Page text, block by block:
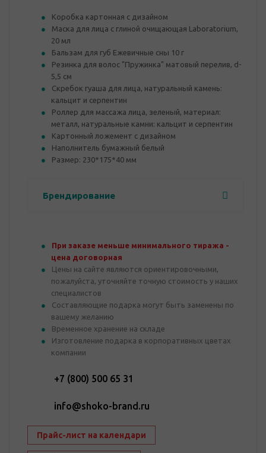
Коробка картонная с дизайном
Маска для лица с глиной очищающая Laboratorium,
20 мл
Бальзам для губ Ежевичные сны 10 г
Резинка для волос "Пружинка" матовый перелив, d-
5,5 см
Скребок гуаша для лица, натуральный камень:
кальцит и серпентин
Роллер для массажа лица, зеленый, материал:
металл, натуральные камни: кальцит и серпентин
Картонный ложемент с дизайном
Наполнитель бумажный белый
Размер: 230*175*40 мм
Брендирование
При заказе меньше минимального тиража -
цена договорная
Цены на сайте являются ориентировочными,
пожалуйста, уточняйте точную стоимость у наших
специалистов
Составляющие подарка могут быть заменены по
вашему желанию
Временное хранение на складе
Изготовление подарка в корпоративных цветах
компании
+7 (800) 500 65 31
info@shoko-brand.ru
Прайс-лист на календари